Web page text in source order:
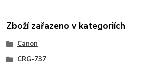
Zboží zařazeno v kategoriích
Canon
CRG-737